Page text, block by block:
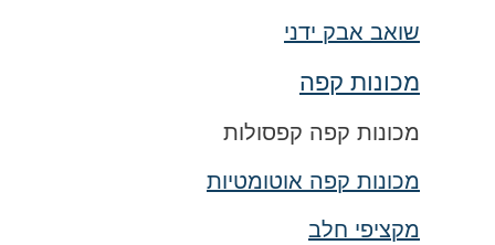
שואב אבק ידני
מכונות קפה
מכונות קפה קפסולות
מכונות קפה אוטומטיות
מקציפי חלב